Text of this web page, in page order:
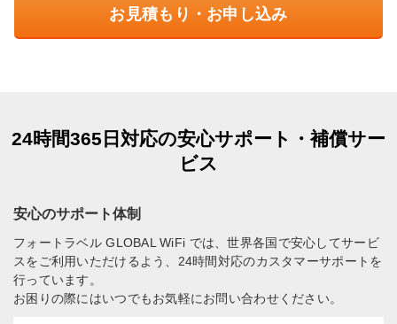
お見積もり・お申し込み
24時間365日対応の安心サポート・補償サー
ビス
安心のサポート体制
フォートラベル GLOBAL WiFi では、世界各国で安心してサービ
スをご利用いただけるよう、24時間対応のカスタマーサポートを
行っています。
お困りの際にはいつでもお気軽にお問い合わせください。